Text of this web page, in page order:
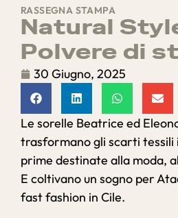
RASSEGNA STAMPA
Natural
Polvere di
30 Giugno, 2025
Le sorelle Beatrice ed
trasformano gli scarti tessili
prime destinate alla moda,
E coltivano un sogno per
fast fashion in Cile.